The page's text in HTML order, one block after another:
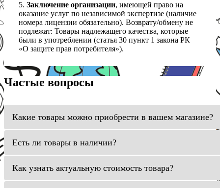
5. Заключение организации, имеющей право на
оказание услуг по независимой экспертизе (наличие
номера лицензии обязательно). Возврату/обмену не
подлежат: Товары надлежащего качества, которые
были в употреблении (статья 30 пункт 1 закона РК
«О защите прав потребителя»).
Частые вопросы
Какие товары можно приобрести в вашем магазине?
Есть ли товары в наличии?
Как узнать актуальную стоимость товара?